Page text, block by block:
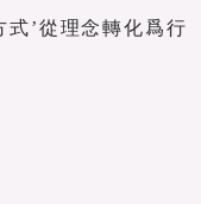
式’從理念轉化爲行